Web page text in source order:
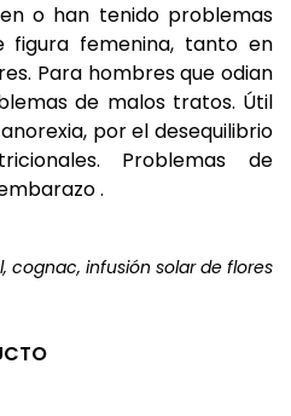
o han tenido problemas
figura femenina, tanto en
Para hombres que odian
de malos tratos. Útil
por el desequilibrio
Problemas de
.
cognac, infusión solar de flores